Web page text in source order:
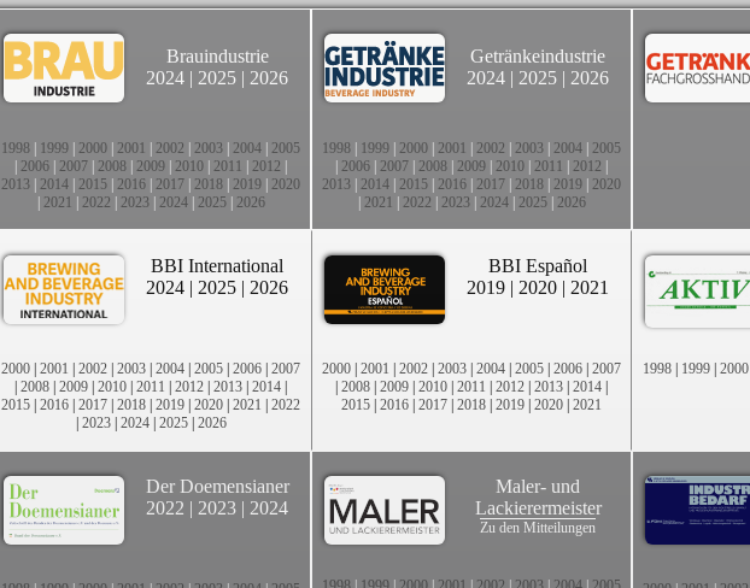
Brauindustrie
2024 | 2025 | 2026
1998 1999 2000 2001 2002 2003 2004 2005
2006 2007 2008 2009 2010 2011 2012
2013 2014 2015 2016 2017 2018 2019 2020
2021 2022 2023| 2024| 2025| 2026
Getränkeindustrie
2024 | 2025 | 2026
1998 1999 2000 2001 2002 2003 2004 2005
2006 2007 2008 2009 2010 2011 2012
2013 2014 2015 2016 2017 2018 2019 2020
2021 2022 2023| 2024| 2025| 2026
BBI International
2024 | 2025 | 2026
2000 | 2001 | 2002 | 2003 | 2004 | 2005 | 2006 | 2007
| 2008 | 2009 | 2010 | 2011 | 2012 | 2013 | 2014 |
2015 | 2016 | 2017 | 2018 | 2019 | 2020 | 2021 | 2022
| 2023| 2024| 2025| 2026
BBI Español
2019 | 2020 | 2021
2000 | 2001 | 2002 | 2003 | 2004 | 2005 | 2006 | 2007
| 2008 | 2009 | 2010 | 2011 | 2012 | 2013 | 2014 |
2015 | 2016 | 2017 | 2018 | 2019 | 2020 | 2021
1998 | 1999 | 2000
Der Doemensianer
2022 | 2023 | 2024
Maler- und
Lackierermeister
Zu den Mitteilungen